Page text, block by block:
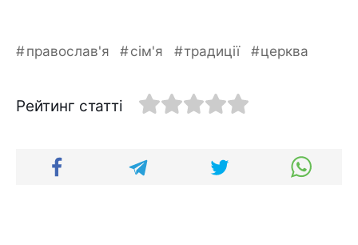
православ'я сім'я традиції церква
Рейтинг статті